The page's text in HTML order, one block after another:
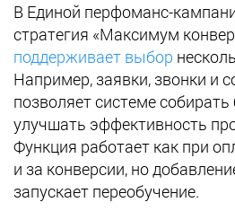
В Единой перфоманс-
стратегия «Максимум
поддерживает выбор
Например, заявки, звонки и
позволяет системе
улучшать эффективность
Функция работает как при
и за конверсии, но
запускает переобучение.